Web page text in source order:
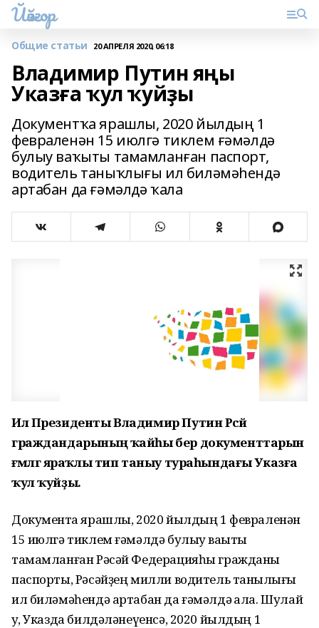
Йәйғор
Общие статьи 20 АПРЕЛЯ 2020, 06:18
Владимир Путин яңы
Указға ҡул ҡуйҙы
Документҡа ярашлы, 2020 йылдың 1
февраленән 15 июлгә тиклем ғәмәлдә
булыу ваҡыты тамамланған паспорт,
водитель таныҡлығы ил биләмәһендә
артабан да ғәмәлдә ҡала
Ил Президенты Владимир Путин Рәсәй
граждандарының ҡайһы бер документтарын
ғәмәлгә яраҡлы тип таныу тураһындағы Указға
ҡул ҡуйҙы.
Документҡа ярашлы, 2020 йылдың 1 февраленән
15 июлгә тиклем ғәмәлдә булыу ваҡыты
тамамланған Рәсәй Федерацияһы гражданы
паспорты, Рәсәйҙең милли водитель таныҡлығы
ил биләмәһендә артабан да ғәмәлдә ҡала. Шулай
уҡ, Указда билдәләнеүенсә, 2020 йылдың 1